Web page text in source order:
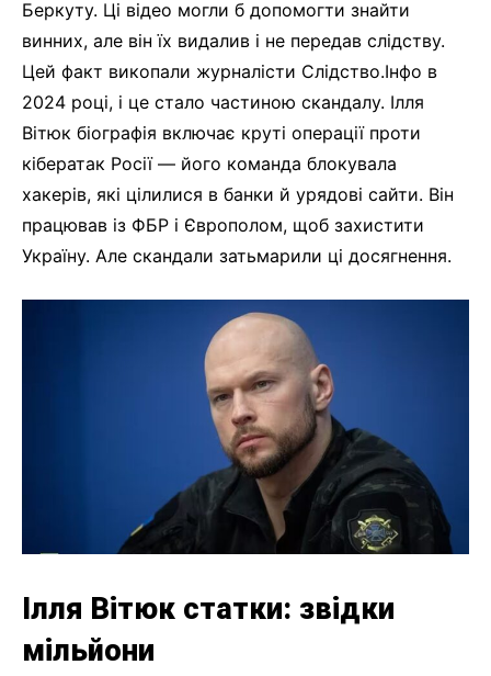
Беркуту. Ці відео могли б допомогти знайти
винних, але він їх видалив і не передав слідству.
Цей факт викопали журналісти Слідство.Інфо в
2024 році, і це стало частиною скандалу. Ілля
Вітюк біографія включає круті операції проти
кібератак Росії — його команда блокувала
хакерів, які цілилися в банки й урядові сайти. Він
працював із ФБР і Європолом, щоб захистити
Україну. Але скандали затьмарили ці досягнення.
Ілля Вітюк статки: звідки
мільйони